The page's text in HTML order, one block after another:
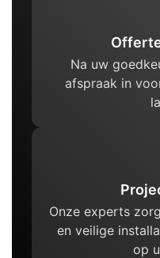
Na uw
afspraak in
Onze experts
en veilige
op